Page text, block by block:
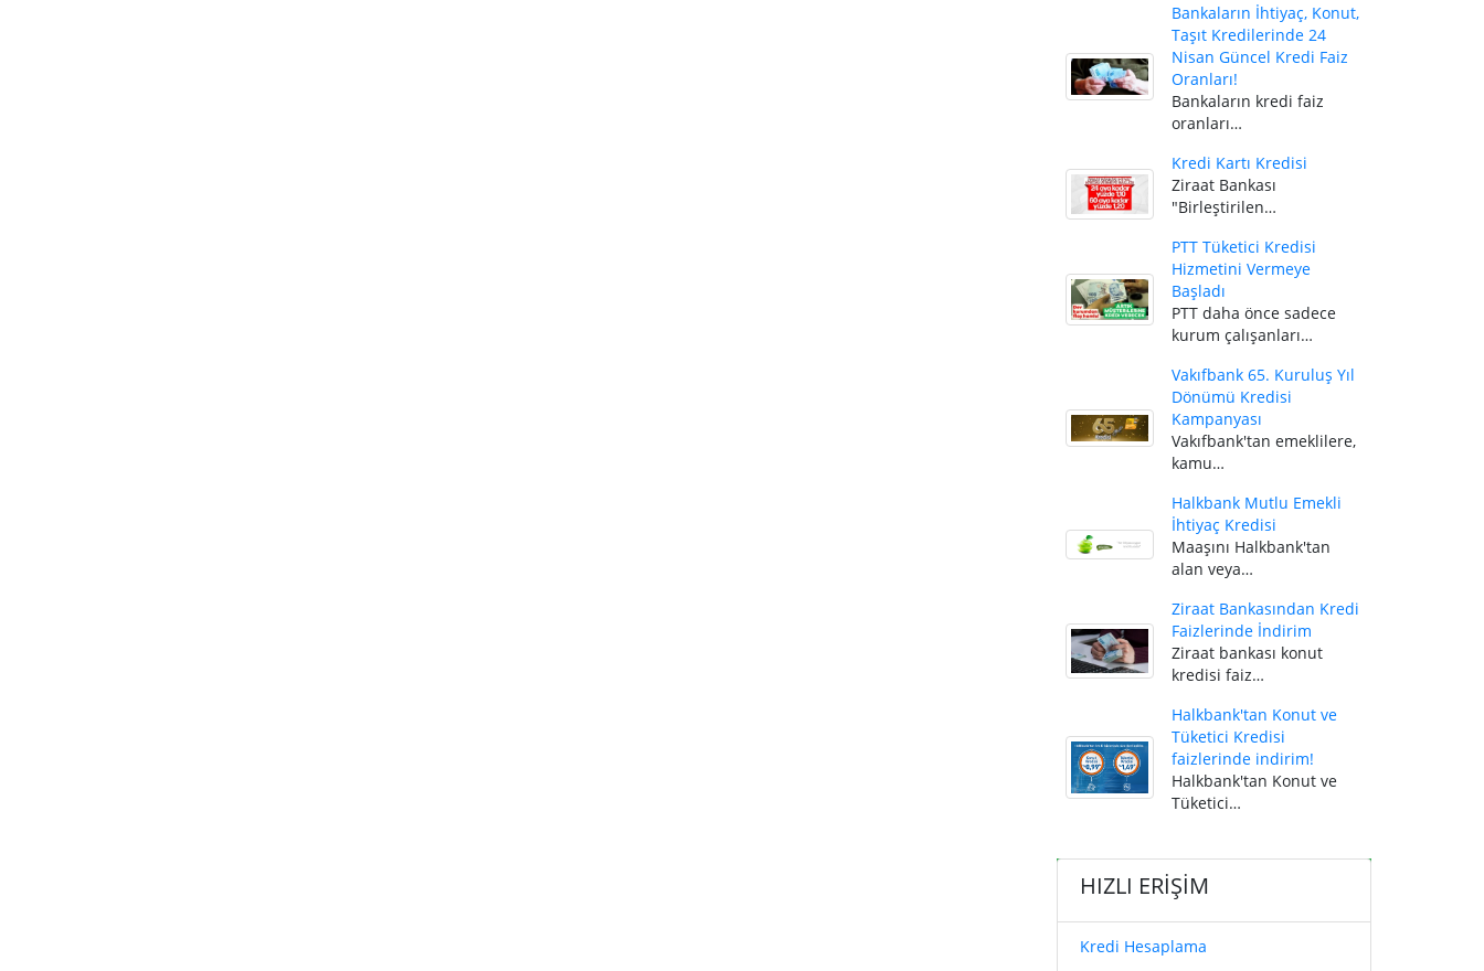
Bankaların İhtiyaç, Konut,
Taşıt Kredilerinde 24
Nisan Güncel Kredi Faiz
Oranları!
Bankaların kredi faiz
oranları…
Kredi Kartı Kredisi
Ziraat Bankası
"Birleştirilen…
PTT Tüketici Kredisi
Hizmetini Vermeye
Başladı
PTT daha önce sadece
kurum çalışanları…
Vakıfbank 65. Kuruluş Yıl
Dönümü Kredisi
Kampanyası
Vakıfbank'tan emeklilere,
kamu…
Halkbank Mutlu Emekli
İhtiyaç Kredisi
Maaşını Halkbank'tan
alan veya…
Ziraat Bankasından Kredi
Faizlerinde İndirim
Ziraat bankası konut
kredisi faiz…
Halkbank'tan Konut ve
Tüketici Kredisi
faizlerinde indirim!
Halkbank'tan Konut ve
Tüketici…
HIZLI ERİŞİM
Kredi Hesaplama